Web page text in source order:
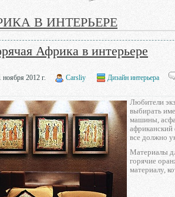
В ИНТЕРЬЕРЕ
Африка в интерьере
ноября 2012 г. Carsliy Дизайн интерьера
Любители
выбирать
машины,
африканский
все должно
Материалы
горячие
материалу,